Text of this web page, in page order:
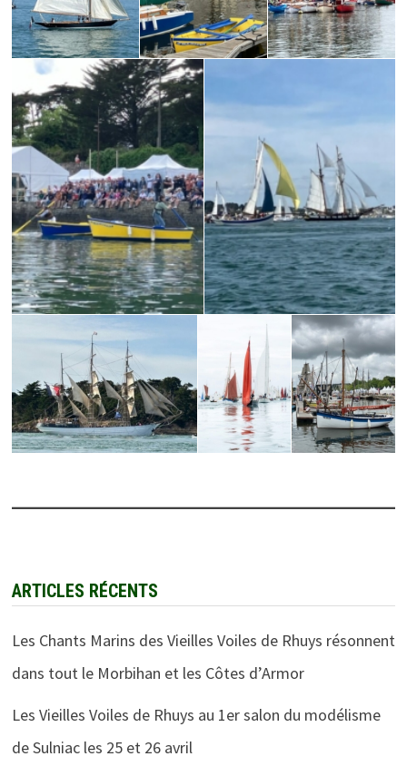
ARTICLES RÉCENTS
Les Chants Marins des Vieilles Voiles de Rhuys résonnent
dans tout le Morbihan et les Côtes d’Armor
Les Vieilles Voiles de Rhuys au 1er salon du modélisme
de Sulniac les 25 et 26 avril